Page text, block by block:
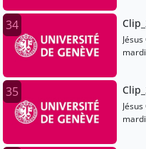
34
35